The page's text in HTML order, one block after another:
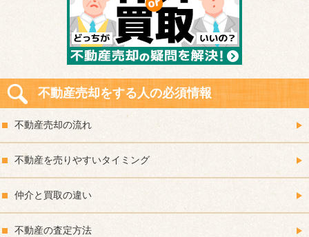
不動産売却をする人の必須情報
不動産売却の流れ
不動産を売りやすいタイミング
仲介と買取の違い
不動産の査定方法